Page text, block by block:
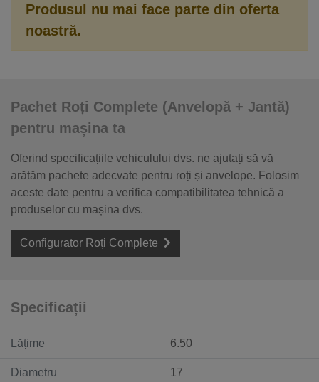
Produsul nu mai face parte din oferta
noastră.
Pachet Roți Complete (Anvelopă + Jantă)
pentru mașina ta
Oferind specificațiile vehiculului dvs. ne ajutați să vă
arătăm pachete adecvate pentru roți și anvelope. Folosim
aceste date pentru a verifica compatibilitatea tehnică a
produselor cu mașina dvs.
Configurator Roți Complete
Specificații
Lățime 6.50
Diametru 17